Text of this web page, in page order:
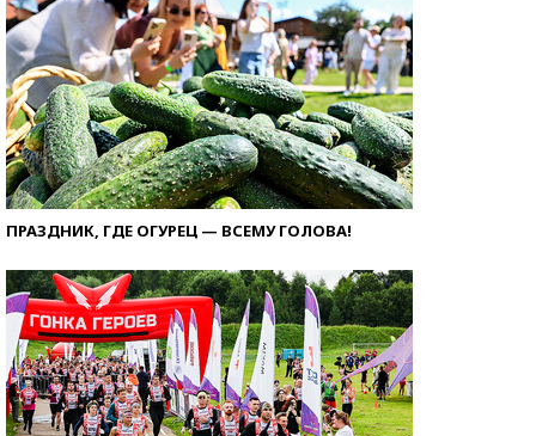
ПРАЗДНИК, ГДЕ ОГУРЕЦ — ВСЕМУ ГОЛОВА!